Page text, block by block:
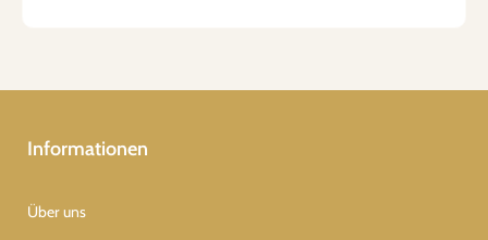
Informationen
Über uns